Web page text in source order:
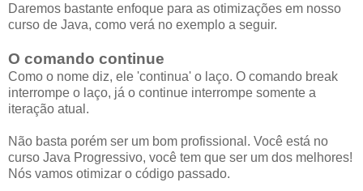
Daremos bastante enfoque para as otimizações em nosso
curso de Java, como verá no exemplo a seguir.
O comando continue
Como o nome diz, ele 'continua' o laço. O comando break
interrompe o laço, já o continue interrompe somente a
iteração atual.
Não basta porém ser um bom profissional. Você está no
curso Java Progressivo, você tem que ser um dos melhores!
Nós vamos otimizar o código passado.